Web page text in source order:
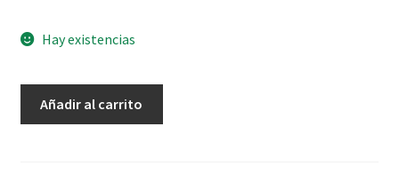
Hay existencias
Añadir al carrito